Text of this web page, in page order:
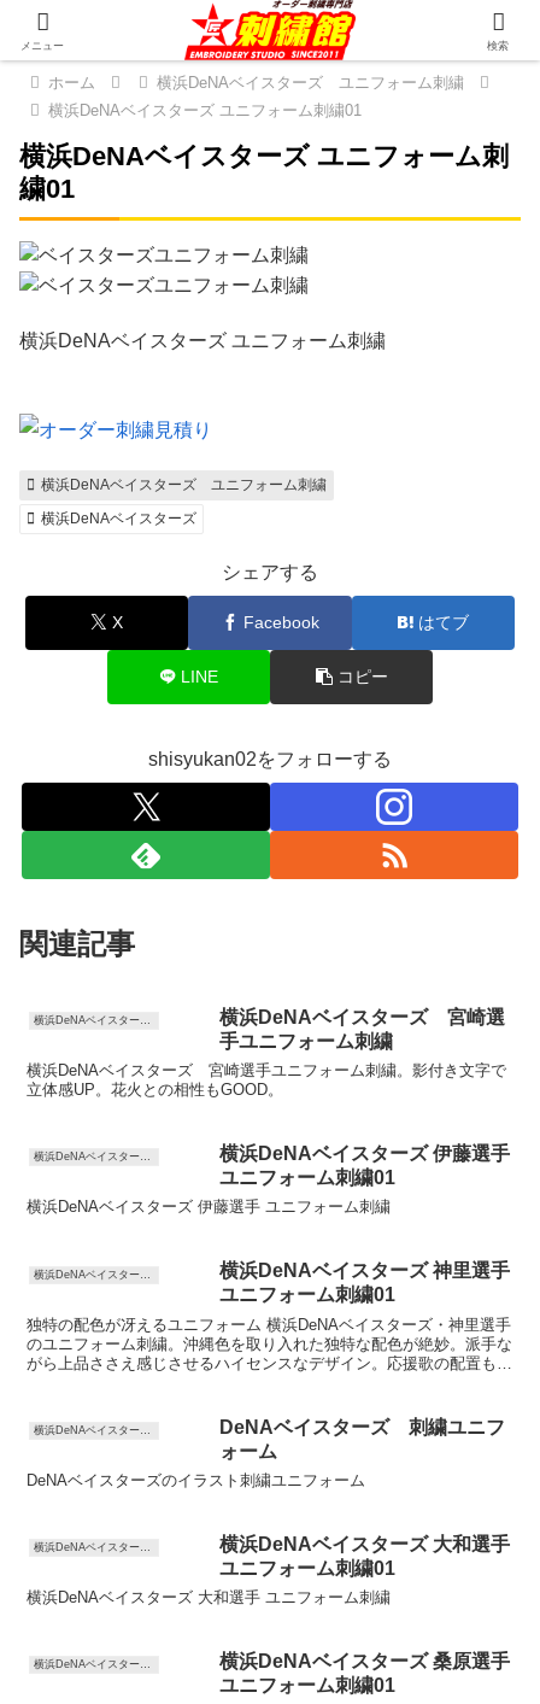
ホーム
横浜DeNAベイスターズ ユニフォーム刺繍
横浜DeNAベイスターズ ユニフォーム刺繍01
横浜DeNAベイスターズ ユニフォーム刺
繍01
横浜DeNAベイスターズ ユニフォーム刺繍
横浜DeNAベイスターズ ユニフォーム刺繍
横浜DeNAベイスターズ
シェアする
X Facebook はてブ
LINE コピー
shisyukan02をフォローする
関連記事
横浜DeNAベイスターズ 宮崎選
手ユニフォーム刺繍
横浜DeNAベイスターズ 宮崎選手ユニフォーム刺繍。影付き文字で
立体感UP。花火との相性もGOOD。
横浜DeNAベイスターズ ユニフォーム刺繍
横浜DeNAベイスターズ 伊藤選手
ユニフォーム刺繍01
横浜DeNAベイスターズ 伊藤選手 ユニフォーム刺繍
横浜DeNAベイスターズ 神里選手
ユニフォーム刺繍01
独特の配色が冴えるユニフォーム 横浜DeNAベイスターズ・神里選手
のユニフォーム刺繍。沖縄色を取り入れた独特な配色が絶妙。派手な
がら上品ささえ感じさせるハイセンスなデザイン。応援歌の配置もピ
DeNAベイスターズ 刺繍ユニフ
ォーム
DeNAベイスターズのイラスト刺繍ユニフォーム
横浜DeNAベイスターズ ユニフォーム刺繍
横浜DeNAベイスターズ 大和選手
ユニフォーム刺繍01
横浜DeNAベイスターズ 大和選手 ユニフォーム刺繍
横浜DeNAベイスターズ ユニフォーム刺繍
横浜DeNAベイスターズ 桑原選手
ユニフォーム刺繍01
メニュー 検索